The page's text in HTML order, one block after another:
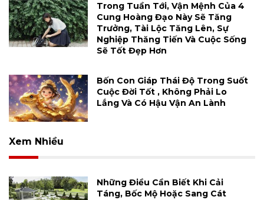
Trong Tuần Tới, Vận Mệnh Của 4
Cung Hoàng Đạo Này Sẽ Tăng
Trưởng, Tài Lộc Tăng Lên, Sự
Nghiệp Thăng Tiến Và Cuộc Sống
Sẽ Tốt Đẹp Hơn
Bốn Con Giáp Thái Độ Trong Suốt
Cuộc Đời Tốt , Không Phải Lo
Lắng Và Có Hậu Vận An Lành
Xem Nhiều
Những Điều Cần Biết Khi Cải
Táng, Bốc Mộ Hoặc Sang Cát